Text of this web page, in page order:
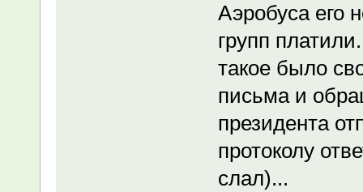
Аэробуса его
групп
такое было
письма и
президента
протоколу
слал)...